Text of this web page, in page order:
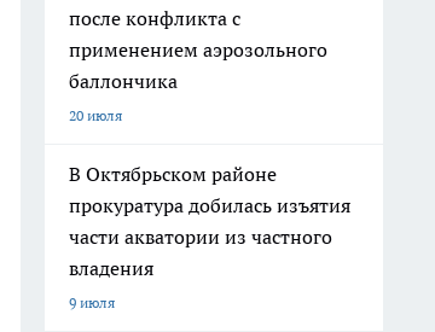
после конфликта с
применением аэрозольного
баллончика
20 июля
В Октябрьском районе
прокуратура добилась изъятия
части акватории из частного
владения
9 июля